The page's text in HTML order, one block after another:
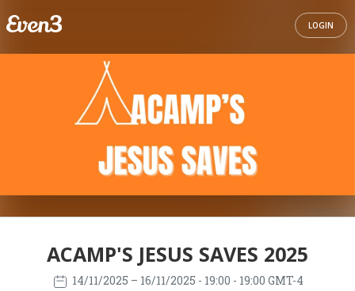
LOGIN
ACAMP'S JESUS SAVES 2025
14/11/2025 – 16/11/2025 - 19:00 - 19:00 GMT-4